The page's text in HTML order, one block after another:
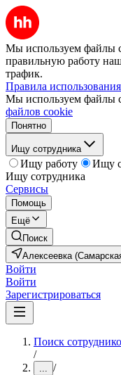
Мы используем файлы
правильную работу
трафик.
Правила
Мы используем файлы
файлов cookie
Понятно
Ищу сотрудника
Ищу работу
Ищу
Ищу сотрудника
Сервисы
Помощь
Ещё
Поиск
Алексеевка
Войти
Войти
Зарегистрироваться
Поиск
/
... /